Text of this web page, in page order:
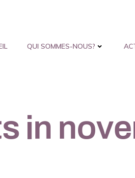
QUI SOMMES-NOUS?
in